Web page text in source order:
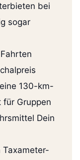
bei
sogar
130-km-
für Gruppen
Dein